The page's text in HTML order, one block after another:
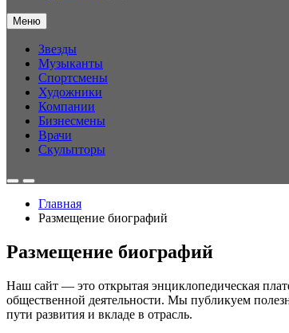
Меню
Звезды
Музыканты
Спортсмены
Художники
Компании
Бизнесмены
Врачи
Скульпторы
Главная
Размещение биографий
Размещение биографий
Наш сайт — это открытая энциклопедическая
общественной деятельности. Мы публикуем
пути развития и вкладе в отрасль.